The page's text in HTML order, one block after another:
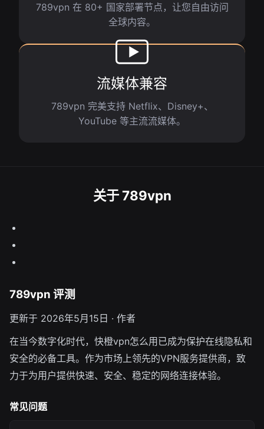
789vpn 在 80+ 国家部署节点，让您自由访问
全球内容。
流媒体兼容
789vpn 完美支持 Netflix、Disney+、
YouTube 等主流流媒体。
关于 789vpn
789vpn 评测
更新于 2026年5月15日 · 作者
在当今数字化时代，快橙vpn怎么用已成为保护在线隐私和
安全的必备工具。作为市场上领先的VPN服务提供商，致
力于为用户提供快速、安全、稳定的网络连接体验。
常见问题